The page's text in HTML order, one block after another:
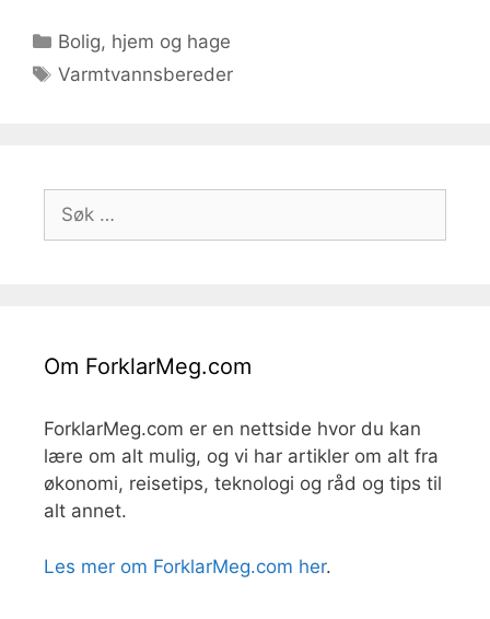
Kategorier
Bolig, hjem og hage
Stikkord
Varmtvannsbereder
Søk
etter:
Om ForklarMeg.com
ForklarMeg.com er en nettside hvor du kan
lære om alt mulig, og vi har artikler om alt fra
økonomi, reisetips, teknologi og råd og tips til
alt annet.
Les mer om ForklarMeg.com her.